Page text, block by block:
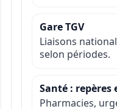
Gare TGV
Liaisons
selon périodes.
Santé : repères
Pharmacies,